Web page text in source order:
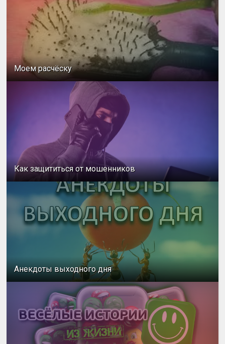
Моем расчёску
Как защититься от мошенников
Анекдоты выходного дня